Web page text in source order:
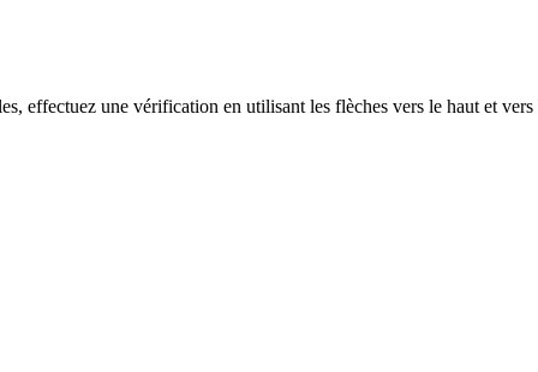
effectuez une vérification en utilisant les flèches vers le haut et